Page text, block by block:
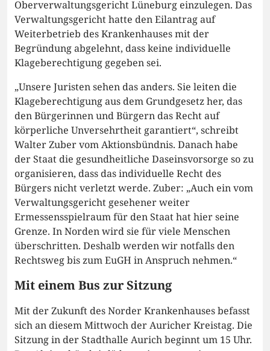
Oberverwaltungsgericht Lüneburg einzulegen. Das
Verwaltungsgericht hatte den Eilantrag auf
Weiterbetrieb des Krankenhauses mit der
Begründung abgelehnt, dass keine individuelle
Klageberechtigung gegeben sei.
„Unsere Juristen sehen das anders. Sie leiten die
Klageberechtigung aus dem Grundgesetz her, das
den Bürgerinnen und Bürgern das Recht auf
körperliche Unversehrtheit garantiert“, schreibt
Walter Zuber vom Aktionsbündnis. Danach habe
der Staat die gesundheitliche Daseinsvorsorge so zu
organisieren, dass das individuelle Recht des
Bürgers nicht verletzt werde. Zuber: „Auch ein vom
Verwaltungsgericht gesehener weiter
Ermessensspielraum für den Staat hat hier seine
Grenze. In Norden wird sie für viele Menschen
überschritten. Deshalb werden wir notfalls den
Rechtsweg bis zum EuGH in Anspruch nehmen.“
Mit einem Bus zur Sitzung
Mit der Zukunft des Norder Krankenhauses befasst
sich an diesem Mittwoch der Auricher Kreistag. Die
Sitzung in der Stadthalle Aurich beginnt um 15 Uhr.